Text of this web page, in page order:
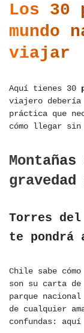
Los 30
mundo
viajar
Aquí tienes 30
viajero debería
práctica que
cómo llegar
Torres
te pondrá
Chile sabe
son su carta
parque
de cualquier
confundas: